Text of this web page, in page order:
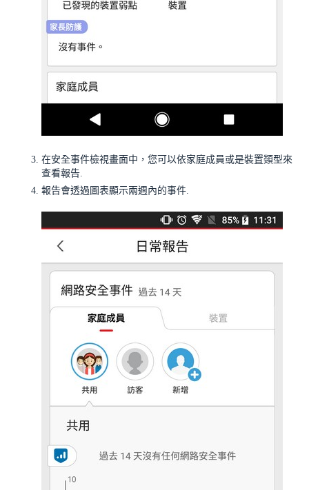
在安全事件檢視畫面中，您可以依家庭成員 或是裝置類型來
查看報告.
報告會透過圖表顯示兩週內的事件.